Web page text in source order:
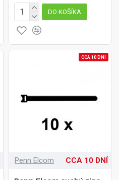
DO KOŠÍKA
CCA 10 DNÍ
Penn Elcom CCA 10 DNÍ